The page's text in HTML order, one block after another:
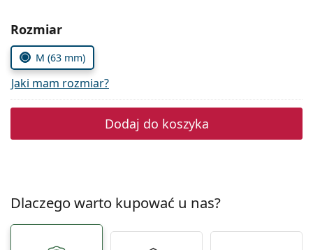
Total
Wybierz parametry
Rozmiar
M (63 mm)
Jaki mam rozmiar?
Dodaj do koszyka
Dlaczego warto kupować u nas?